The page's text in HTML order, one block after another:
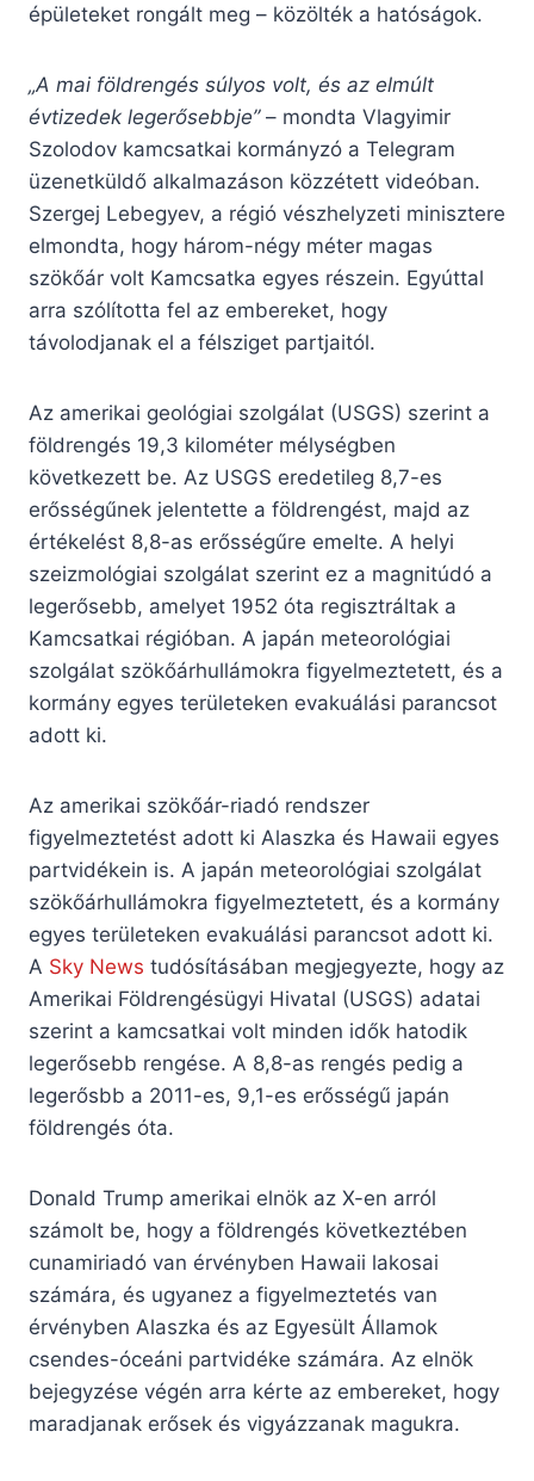
épületeket rongált meg – közölték a hatóságok.
„A mai földrengés súlyos volt, és az elmúlt
évtizedek legerősebbje”– mondta Vlagyimir
Szolodov kamcsatkai kormányzó a Telegram
üzenetküldő alkalmazáson közzétett videóban.
Szergej Lebegyev, a régió vészhelyzeti minisztere
elmondta, hogy három-négy méter magas
szökőár volt Kamcsatka egyes részein. Egyúttal
arra szólította fel az embereket, hogy
távolodjanak el a félsziget partjaitól.
Az amerikai geológiai szolgálat (USGS) szerint a
földrengés 19,3 kilométer mélységben
következett be. Az USGS eredetileg 8,7-es
erősségűnek jelentette a földrengést, majd az
értékelést 8,8-as erősségűre emelte. A helyi
szeizmológiai szolgálat szerint ez a magnitúdó a
legerősebb, amelyet 1952 óta regisztráltak a
Kamcsatkai régióban. A japán meteorológiai
szolgálat szökőárhullámokra figyelmeztetett, és a
kormány egyes területeken evakuálási parancsot
adott ki.
Az amerikai szökőár-riadó rendszer
figyelmeztetést adott ki Alaszka és Hawaii egyes
partvidékein is. A japán meteorológiai szolgálat
szökőárhullámokra figyelmeztetett, és a kormány
egyes területeken evakuálási parancsot adott ki.
A Sky News tudósításában megjegyezte, hogy az
Amerikai Földrengésügyi Hivatal (USGS) adatai
szerint a kamcsatkai volt minden idők hatodik
legerősebb rengése. A 8,8-as rengés pedig a
legerősbb a 2011-es, 9,1-es erősségű japán
földrengés óta.
Donald Trump amerikai elnök az X-en arról
számolt be, hogy a földrengés következtében
cunamiriadó van érvényben Hawaii lakosai
számára, és ugyanez a figyelmeztetés van
érvényben Alaszka és az Egyesült Államok
csendes-óceáni partvidéke számára. Az elnök
bejegyzése végén arra kérte az embereket, hogy
maradjanak erősek és vigyázzanak magukra.